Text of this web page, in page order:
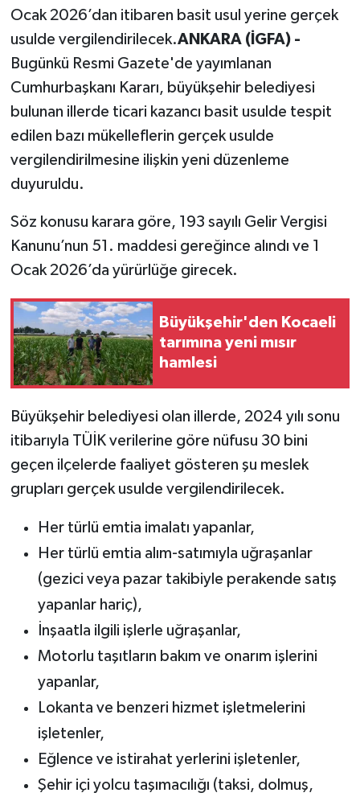
Ocak 2026’dan itibaren basit usul yerine gerçek
usulde vergilendirilecek.ANKARA (İGFA) -
Bugünkü Resmi Gazete'de yayımlanan
Cumhurbaşkanı Kararı, büyükşehir belediyesi
bulunan illerde ticari kazancı basit usulde tespit
edilen bazı mükelleflerin gerçek usulde
vergilendirilmesine ilişkin yeni düzenleme
duyuruldu.
Söz konusu karara göre, 193 sayılı Gelir Vergisi
Kanunu’nun 51. maddesi gereğince alındı ve 1
Ocak 2026’da yürürlüğe girecek.
Büyükşehir'den Kocaeli
tarımına yeni mısır
hamlesi
Büyükşehir belediyesi olan illerde, 2024 yılı sonu
itibarıyla TÜİK verilerine göre nüfusu 30 bini
geçen ilçelerde faaliyet gösteren şu meslek
grupları gerçek usulde vergilendirilecek.
Her türlü emtia imalatı yapanlar,
Her türlü emtia alım-satımıyla uğraşanlar
(gezici veya pazar takibiyle perakende satış
yapanlar hariç),
İnşaatla ilgili işlerle uğraşanlar,
Motorlu taşıtların bakım ve onarım işlerini
yapanlar,
Lokanta ve benzeri hizmet işletmelerini
işletenler,
Eğlence ve istirahat yerlerini işletenler,
Şehir içi yolcu taşımacılığı (taksi, dolmuş,